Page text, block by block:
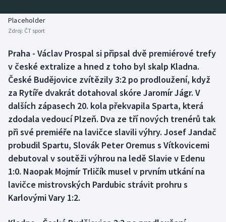
Biatlon
Box
Curling
Dostihy
Florbal
Futsal
Golf
Aplikace ČT sport
Placeholder
Zdroj: ČT sport
Praha - Václav Prospal si připsal dvě premiérové trefy
v české extralize a hned z toho byl skalp Kladna.
České Budějovice zvítězily 3:2 po prodloužení, když
za Rytíře dvakrát dotahoval skóre Jaromír Jágr. V
dalších zápasech 20. kola překvapila Sparta, která
zdodala vedoucí Plzeň. Dva ze tří nových trenérů tak
při své premiéře na lavičce slavili výhry. Josef Jandač
probudil Spartu, Slovák Peter Oremus s Vítkovicemi
debutoval v soutěži výhrou na ledě Slavie v Edenu
1:0. Naopak Mojmír Trličík musel v prvním utkání na
lavičce mistrovských Pardubic strávit prohru s
Karlovými Vary 1:2.